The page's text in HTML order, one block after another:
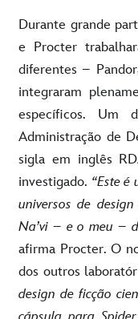
Durante grande
e Procter
diferentes –
integraram
específicos. Um
Administração de
sigla em inglês
investigado. “Este é
universos de
Na’vi – e o meu –
afirma Procter. O
dos outros
design de ficção